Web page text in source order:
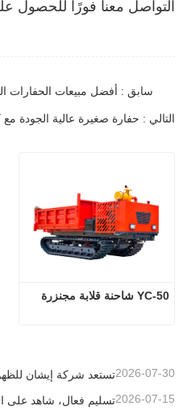
التواصل معنا فورًا
سابق : أفضل مبيعات الحفارات الصغيرة من 1
YC-50 شاحنة قلابة مجنزرة
2026-07-30
2026-07-15